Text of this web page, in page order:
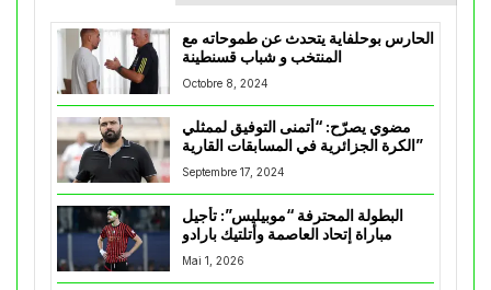
الحارس بوحلفاية يتحدث عن طموحاته مع
المنتخب و شباب قسنطينة
Octobre 8, 2024
مضوي يصرّح: “أتمنى التوفيق لممثلي
الكرة الجزائرية في المسابقات القارية”
Septembre 17, 2024
البطولة المحترفة “موبيليس”: تأجيل
مباراة إتحاد العاصمة وأتلتيك بارادو
Mai 1, 2026